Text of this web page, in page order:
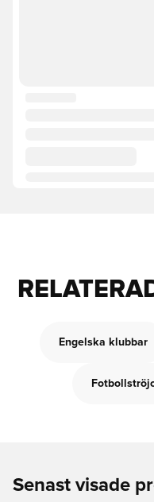
Engelska klubbar
Senast visade